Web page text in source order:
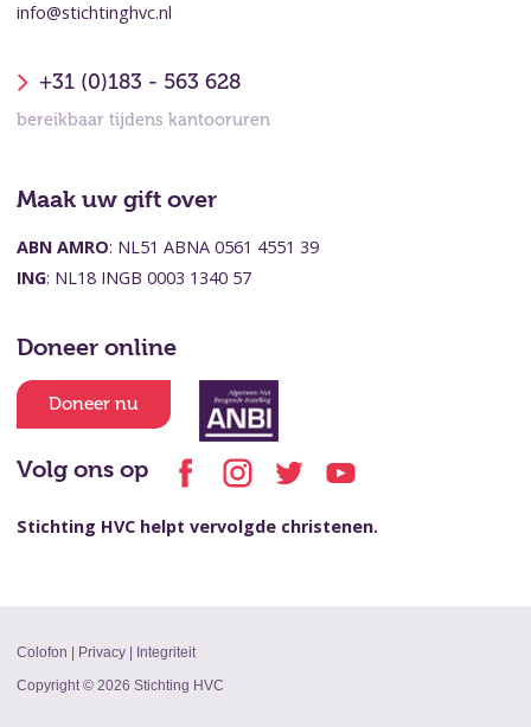
info@stichtinghvc.nl
+31 (0)183 - 563 628
bereikbaar tijdens kantooruren
Maak uw gift over
ABN AMRO: NL51 ABNA 0561 4551 39
ING: NL18 INGB 0003 1340 57
Doneer online
Doneer nu
Volg ons op
Stichting HVC helpt vervolgde christenen.
Colofon | Privacy| Integriteit
Copyright © 2026 Stichting HVC